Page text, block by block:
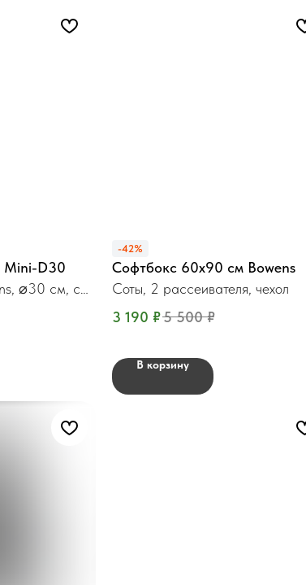
Mini-D30
⌀30 см, с
-42%
Софтбокс 60x90 см Bowens
Соты, 2 рассеивателя, чехол
3 190 ₽5 500 ₽
В корзину